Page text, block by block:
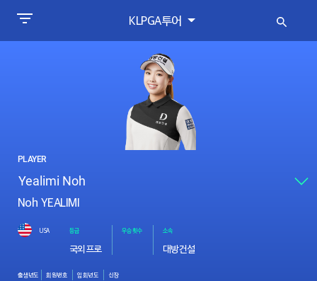
KLPGA투어
PLAYER
Noh YEALIMI
USA 등급
국외프로
우승횟수 소속
대방건설
출생년도 회원번호 입회년도 신장